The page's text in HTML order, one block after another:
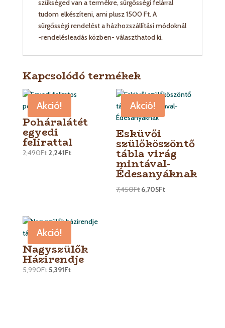
szükséged van a termékre, sürgősségi felárral
tudom elkészíteni, ami plusz 1500 Ft. A
sürgősségi rendelést a házhozszállítási módoknál
-rendelésleadás közben- választhatod ki.
Kapcsolódó termékek
Akció!
Poháralátét
egyedi
felirattal
2,490Ft 2,241Ft
Akció!
Esküvői
szülőköszöntő
tábla virág
mintával-
Édesanyáknak
7,450Ft 6,705Ft
Akció!
Nagyszülők
Házirendje
5,990Ft5,391Ft